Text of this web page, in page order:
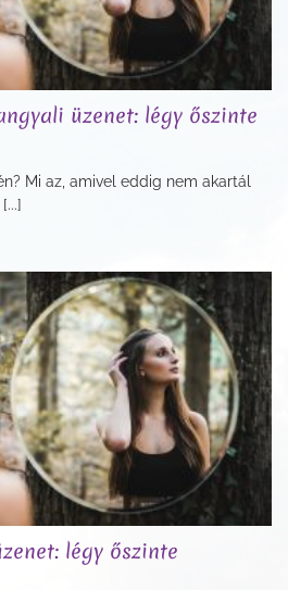
üzenet: légy őszinte
Mi az, amivel eddig nem akartál
légy őszinte